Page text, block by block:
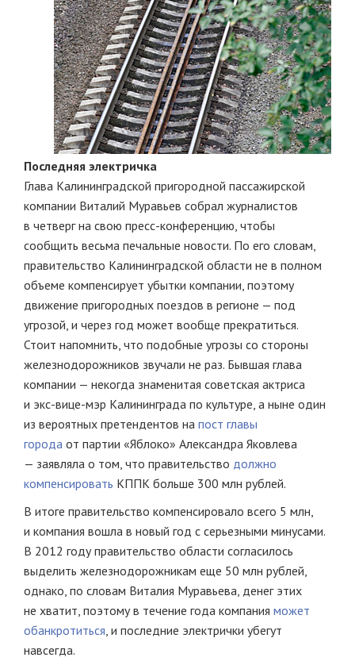
Последняя электричка
Глава Калининградской пригородной пассажирской
компании Виталий Муравьев собрал журналистов
в четверг на свою пресс-конференцию, чтобы
сообщить весьма печальные новости. По его словам,
правительство Калининградской области не в полном
объеме компенсирует убытки компании, поэтому
движение пригородных поездов в регионе — под
угрозой, и через год может вообще прекратиться.
Стоит напомнить, что подобные угрозы со стороны
железнодорожников звучали не раз. Бывшая глава
компании — некогда знаменитая советская актриса
и экс-вице-мэр Калининграда по культуре, а ныне один
из вероятных претендентов на пост главы
города от партии «Яблоко» Александра Яковлева
— заявляла о том, что правительство должно
компенсировать КППК больше 300 млн рублей.
В итоге правительство компенсировало всего 5 млн,
и компания вошла в новый год с серьезными минусами.
В 2012 году правительство области согласилось
выделить железнодорожникам еще 50 млн рублей,
однако, по словам Виталия Муравьева, денег этих
не хватит, поэтому в течение года компания может
обанкротиться, и последние электрички убегут
навсегда.